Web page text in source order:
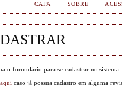
CAPA SOBRE
o formulário para se cadastrar no sistema.
caso já possua cadastro em alguma